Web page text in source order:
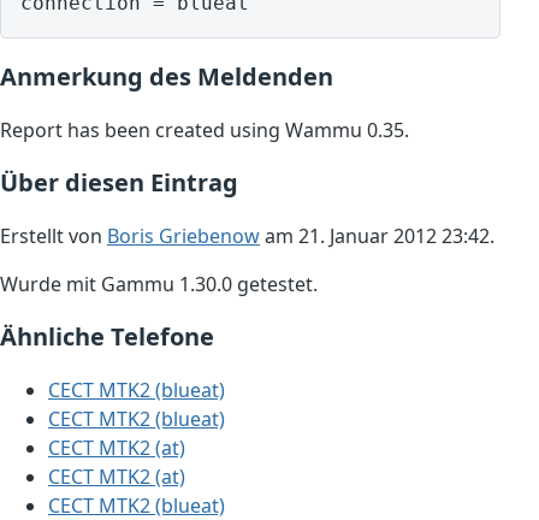
Anmerkung des Meldenden
Report has been created using Wammu 0.35.
Über diesen Eintrag
Erstellt von Boris Griebenowam 21. Januar 2012 23:42.
Wurde mit Gammu 1.30.0 getestet.
Ähnliche Telefone
CECT MTK2 (blueat)
CECT MTK2 (blueat)
CECT MTK2 (at)
CECT MTK2 (at)
CECT MTK2 (blueat)